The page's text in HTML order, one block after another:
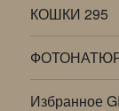
КОШКИ 295
Избранное